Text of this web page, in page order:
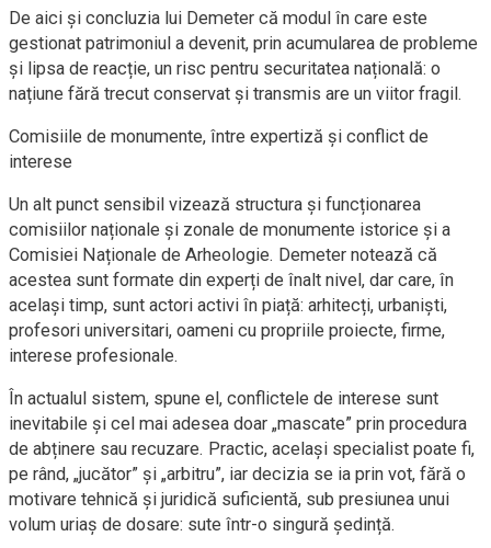
De aici și concluzia lui Demeter că modul în care este
gestionat patrimoniul a devenit, prin acumularea de probleme
și lipsa de reacție, un risc pentru securitatea națională: o
națiune fără trecut conservat și transmis are un viitor fragil.
Comisiile de monumente, între expertiză și conflict de
interese
Un alt punct sensibil vizează structura și funcționarea
comisiilor naționale și zonale de monumente istorice și a
Comisiei Naționale de Arheologie. Demeter notează că
acestea sunt formate din experți de înalt nivel, dar care, în
același timp, sunt actori activi în piață: arhitecți, urbaniști,
profesori universitari, oameni cu propriile proiecte, firme,
interese profesionale.
În actualul sistem, spune el, conflictele de interese sunt
inevitabile și cel mai adesea doar „mascate” prin procedura
de abținere sau recuzare. Practic, același specialist poate fi,
pe rând, „jucător” și „arbitru”, iar decizia se ia prin vot, fără o
motivare tehnică și juridică suficientă, sub presiunea unui
volum uriaș de dosare: sute într-o singură ședință.